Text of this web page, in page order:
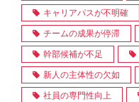
キャリアパスが不明確
チームの成果が停滞
幹部候補が不足
新人の主体性の欠如
社員の専門性向上